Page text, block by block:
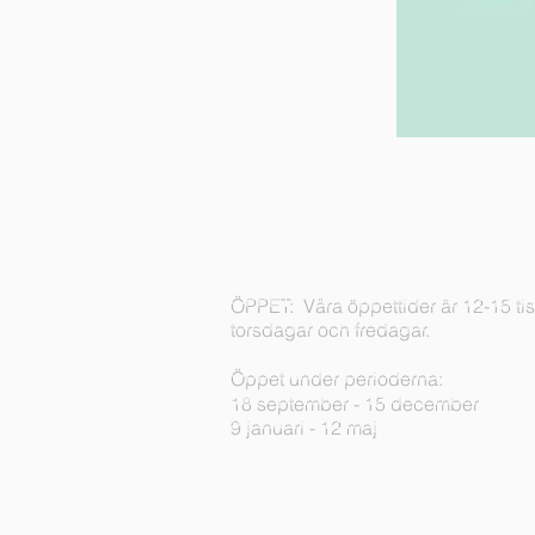
ÖPPET: Våra öppettider är 12-15
torsdagar och fredagar.
Öppet under perioderna:
18 september - 15 december
9 januari - 12 maj